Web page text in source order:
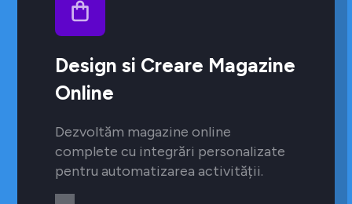
Design si Creare Magazine
Online
Dezvoltăm magazine online
complete cu integrări personalizate
pentru automatizarea activității.